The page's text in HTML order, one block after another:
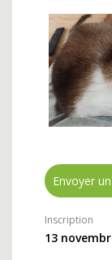
Envoyer
Inscription
13